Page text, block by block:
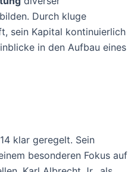
Durch kluge
sein Kapital kontinuierlich
in den Aufbau eines
klar geregelt. Sein
besonderen Fokus auf